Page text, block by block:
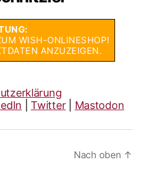
WISH-ONLINESHOP!
ANZUZEIGEN.
|Twitter Mastodon
Nach oben ↑